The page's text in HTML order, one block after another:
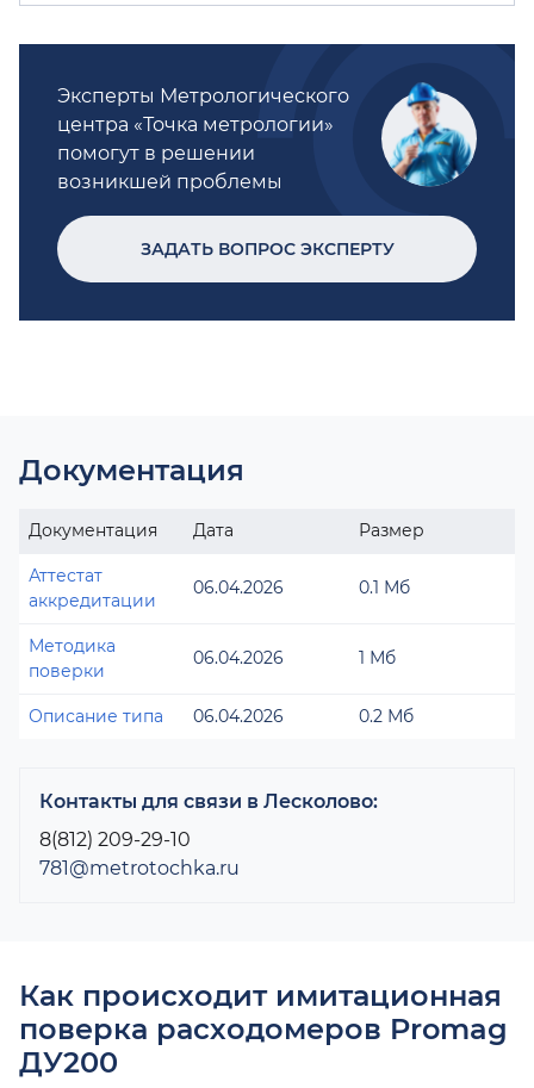
Эксперты Метрологического
центра «Точка метрологии»
помогут в решении
возникшей проблемы
ЗАДАТЬ ВОПРОС ЭКСПЕРТУ
Документация
Документация Дата Размер
Аттестат
аккредитации
06.04.2026 0.1 Мб
Методика
поверки
06.04.2026 1 Мб
Описание типа 06.04.2026 0.2 Мб
Контакты для связи в Лесколово:
8(812) 209-29-10
781@metrotochka.ru
Как происходит имитационная
поверка расходомеров Promag
ДУ200